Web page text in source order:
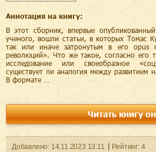
Аннотация на книгу:
В этот сборник, впервые
ученого, вошли статьи, в которых Томас
так или иначе затронутым в его opus
революций». Что же такое, согласно его
исследование или своеобразное
существует ли аналогия между развитием
В формате …
Читать книгу
Добавленo: 14.11.2023 13:11 Рейтинг: 4